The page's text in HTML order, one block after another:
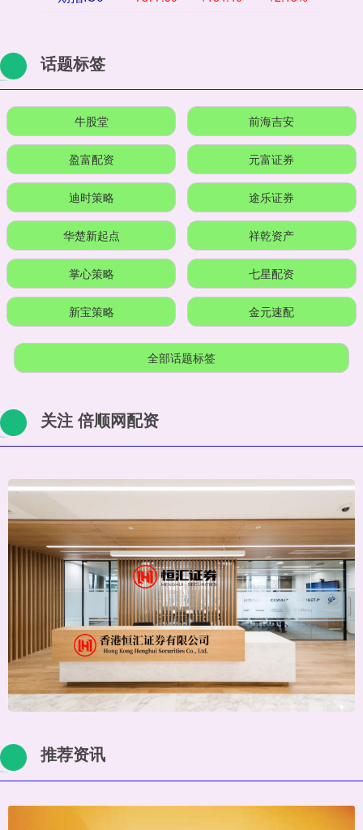
话题标签
牛股堂 前海吉安
盈富配资 元富证券
迪时策略 途乐证券
华楚新起点 祥乾资产
掌心策略 七星配资
新宝策略 金元速配
全部话题标签
关注 倍顺网配资
推荐资讯